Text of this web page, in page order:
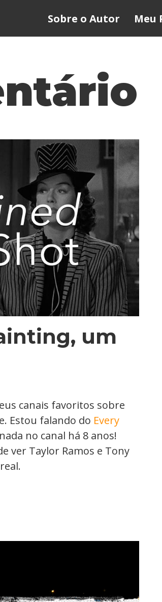
Sobre o Autor Meu
um
canais favoritos sobre
Estou falando do Every
no canal há 8 anos!
ver Taylor Ramos e Tony